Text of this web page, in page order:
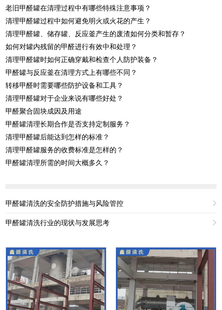
老旧甲醛罐在清理过程中有哪些特殊注意事项？
清理甲醛罐过程中如何避免明火或火花的产生？
清理甲醛罐、储存罐、反应釜产生的废渣如何分类和暂存？
如何对罐内残留的甲醛进行有效中和处理？
清理甲醛罐时如何正确穿戴和检查个人防护装备？
甲醛罐与反应釜在清理方式上有哪些不同？
转移甲醛时需要哪些防护设备和工具？
清理甲醛罐对于企业来说有哪些好处？
甲醛聚合固块成因及用途
甲醛罐清理长期合作是否支持定制服务？
清理甲醛罐后能达到怎样的标准？
清理甲醛罐服务的收费标准是怎样的？
甲醛罐清理所需的时间大概多久？
甲醛罐清洗的安全防护措施与风险管控
甲醛罐清洗行业的现状与发展思考